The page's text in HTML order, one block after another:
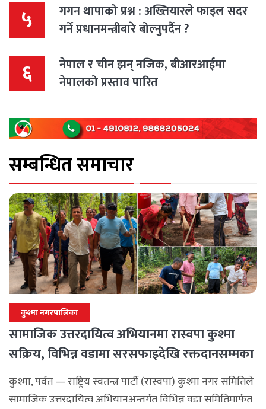
५
गगन थापाको प्रश्न : अख्तियारले फाइल सदर
गर्ने प्रधानमन्त्रीबारे बोल्नुपर्दैन ?
६
नेपाल र चीन झन् नजिक, बीआरआईमा
नेपालको प्रस्ताव पारित
सम्बन्धित समाचार
कुश्मा नगरपालिका
सामाजिक उत्तरदायित्व अभियानमा रास्वपा कुश्मा
सक्रिय, विभिन्न वडामा सरसफाइदेखि रक्तदानसम्मका
कार्यक्रम
कुश्मा, पर्वत — राष्ट्रिय स्वतन्त्र पार्टी (रास्वपा) कुश्मा नगर समितिले
सामाजिक उत्तरदायित्व अभियानअन्तर्गत विभिन्न वडा समितिमार्फत